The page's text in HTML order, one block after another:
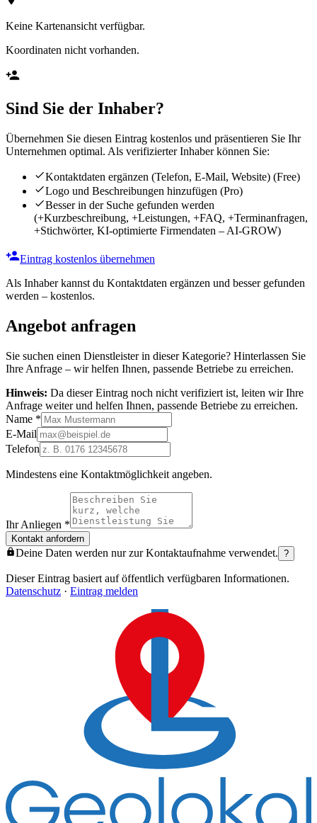
Keine Kartenansicht verfügbar.
Koordinaten nicht vorhanden.
Sind Sie der Inhaber?
Übernehmen Sie diesen Eintrag kostenlos und präsentieren Sie Ihr
Unternehmen optimal. Als verifizierter Inhaber können Sie:
Kontaktdaten ergänzen (Telefon, E-Mail, Website) (Free)
Logo und Beschreibungen hinzufügen (Pro)
Besser in der Suche gefunden werden
(+Kurzbeschreibung, +Leistungen, +FAQ, +Terminanfragen,
+Stichwörter, KI-optimierte Firmendaten – AI-GROW)
Eintrag kostenlos übernehmen
Als Inhaber kannst du Kontaktdaten ergänzen und besser gefunden
werden – kostenlos.
Angebot anfragen
Sie suchen einen Dienstleister in dieser Kategorie? Hinterlassen Sie
Ihre Anfrage – wir helfen Ihnen, passende Betriebe zu erreichen.
Hinweis: Da dieser Eintrag noch nicht verifiziert ist, leiten wir Ihre
Anfrage weiter und helfen Ihnen, passende Betriebe zu erreichen.
Name *
E-Mail
Telefon
Mindestens eine Kontaktmöglichkeit angeben.
Ihr Anliegen *
Kontakt anfordern
Deine Daten werden nur zur Kontaktaufnahme verwendet. ?
Dieser Eintrag basiert auf öffentlich verfügbaren Informationen.
Datenschutz · Eintrag melden